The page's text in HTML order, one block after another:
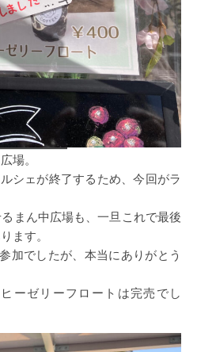
場。
シェが終了するため、今回がラ
まん中広場も、一旦これで最後
ます。
加でしたが、本当にありがとう
ーゼリーフロートは完売でし